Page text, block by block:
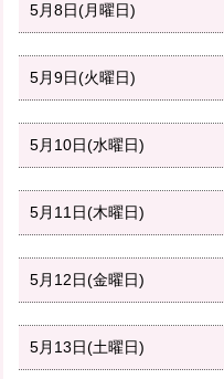
5月8日(月曜日)
5月9日(火曜日)
5月10日(水曜日)
5月11日(木曜日)
5月12日(金曜日)
5月13日(土曜日)